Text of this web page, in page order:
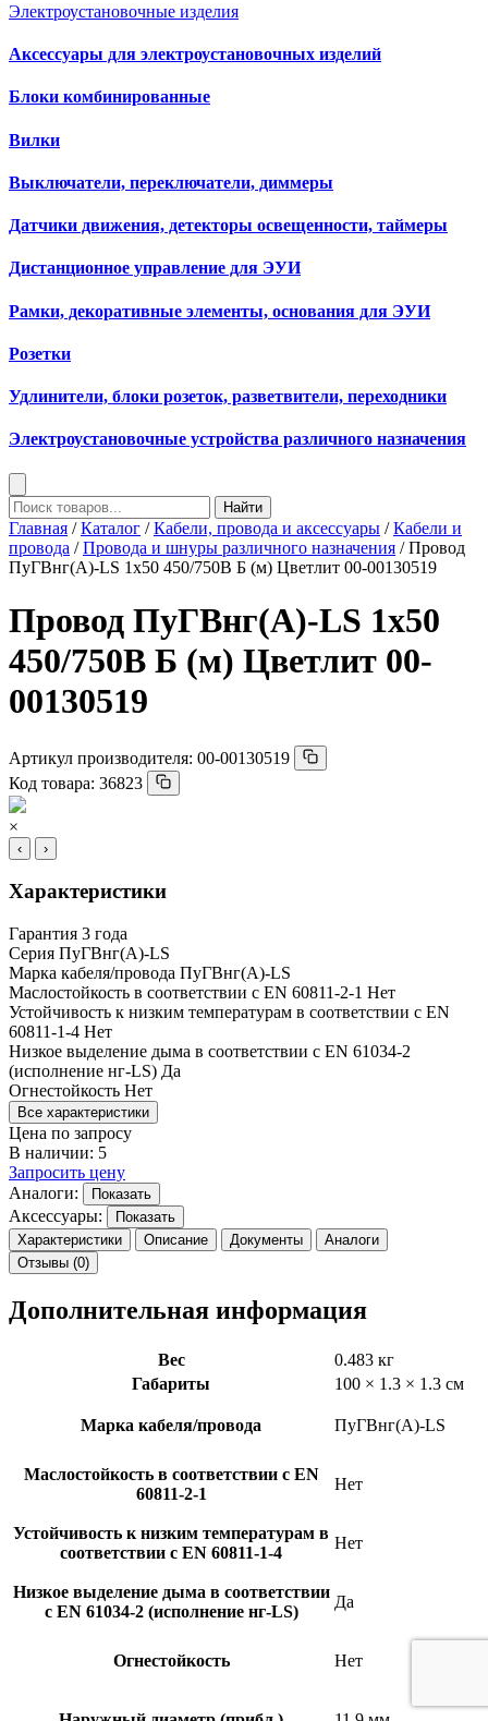
Электроустановочные изделия
Аксессуары для электроустановочных изделий
Блоки комбинированные
Вилки
Выключатели, переключатели, диммеры
Датчики движения, детекторы освещенности, таймеры
Дистанционное управление для ЭУИ
Рамки, декоративные элементы, основания для ЭУИ
Розетки
Удлинители, блоки розеток, разветвители, переходники
Электроустановочные устройства различного назначения
Найти
Главная /Каталог /Кабели, провода и аксессуары /Кабели и
провода /Провода и шнуры различного назначения / Провод
ПуГВнг(А)-LS 1х50 450/750В Б (м) Цветлит 00-00130519
Провод ПуГВнг(А)-LS 1х50
450/750В Б (м) Цветлит 00-
00130519
Артикул производителя: 00-00130519
Код товара: 36823
×
‹ ›
Характеристики
Гарантия 3 года
Серия ПуГВнг(А)-LS
Марка кабеля/провода ПуГВнг(А)-LS
Маслостойкость в соответствии с EN 60811-2-1 Нет
Устойчивость к низким температурам в соответствии с EN
60811-1-4 Нет
Низкое выделение дыма в соответствии с EN 61034-2
(исполнение нг-LS) Да
Огнестойкость Нет
Все характеристики
Цена по запросу
В наличии: 5
Запросить цену
Аналоги:
Показать
Аксессуары:
Показать
Характеристики
Описание Документы
Аналоги
Отзывы (0)
Дополнительная информация
Вес
0.483 кг
Габариты
100 × 1.3 × 1.3 см
Марка кабеля/провода ПуГВнг(А)-LS
Маслостойкость в соответствии с EN
60811-2-1
Нет
Устойчивость к низким температурам в
соответствии с EN 60811-1-4
Нет
Низкое выделение дыма в соответствии
с EN 61034-2 (исполнение нг-LS)
Да
Огнестойкость Нет